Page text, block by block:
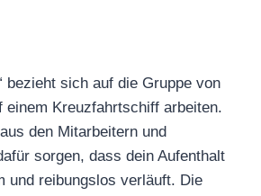
bezieht sich auf die Gruppe von
einem Kreuzfahrtschiff arbeiten.
den Mitarbeitern und
sorgen, dass dein Aufenthalt
und reibungslos verläuft. Die